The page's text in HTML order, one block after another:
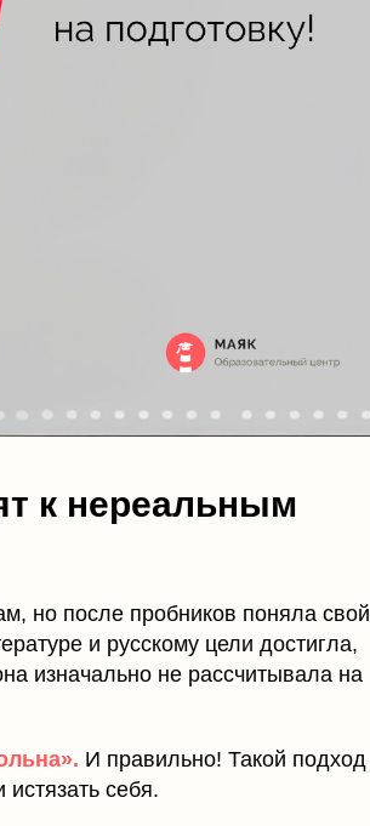
к нереальным
но после пробников поняла свой
и русскому цели достигла,
изначально не рассчитывала на
И правильно! Такой подход
себя.